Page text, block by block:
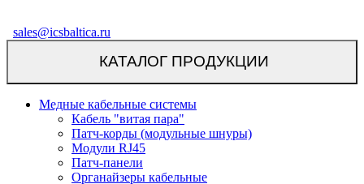
sales@icsbaltica.ru
КАТАЛОГ ПРОДУКЦИИ
Медные кабельные системы
Кабель "витая пара"
Патч-корды (модульные шнуры)
Модули RJ45
Патч-панели
Органайзеры кабельные